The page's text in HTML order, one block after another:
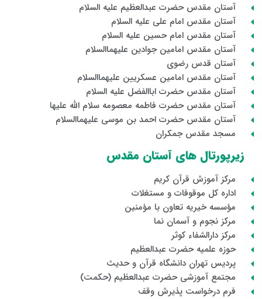
آستان مقدس حضرت عبدالعظیم علیه السلام
آستان مقدس امام علی علیه السلام
آستان مقدس امام حسین علیه السلام
آستان مقدس امامین جوادین علیهماالسلام
آستان قدس رضوی
آستان مقدس امامین عسکریین علیهماالسلام
آستان مقدس حضرت اباالفضل علیه السلام
آستان مقدس حضرت فاطمه معصومه سلام الله علیها
آستان مقدس حضرت احمد بن موسی علیهماالسلام
مسجد مقدس جمکران
زیرپورتال های آستان مقدس
مرکز آموزش قرآن کریم
اداره کل موقوفات و مستغلات
مؤسسه خیریه تعاون با مؤمنین
مرکز نجوم و آسمان نما
مرکز دارالشفاء کوثر
حوزه علمیه حضرت عبدالعظیم
پردیس تهران دانشگاه قرآن و حدیث
مجتمع آموزشی حضرت عبدالعظیم (حکمت)
فرم درخواست پذیرش وقف